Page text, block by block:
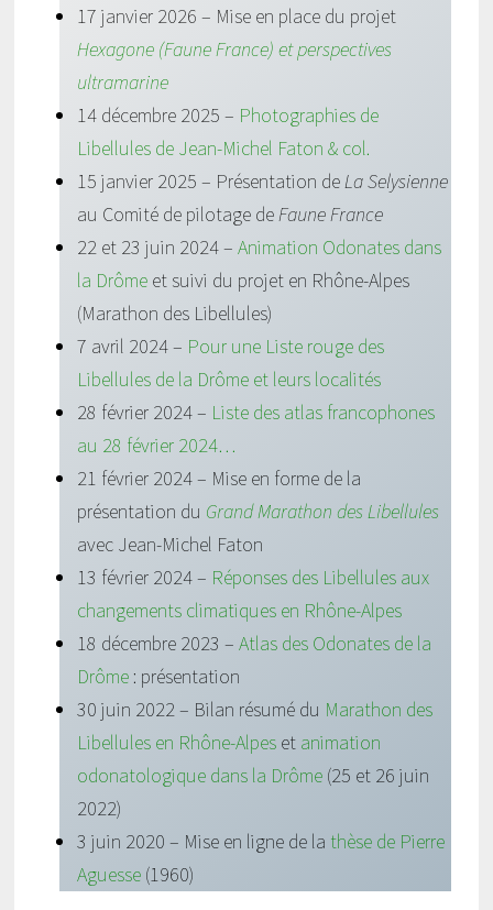
17 janvier 2026 – Mise en place du projet
Hexagone (Faune France) et perspectives
ultramarine
14 décembre 2025 – Photographies de
Libellules de Jean-Michel Faton & col.
15 janvier 2025 – Présentation deLa Selysienne
au Comité de pilotage deFaune France
22 et 23 juin 2024 – Animation Odonates dans
la Drômeet suivi du projet en Rhône-Alpes
(Marathon des Libellules)
7 avril 2024 – Pour une Liste rouge des
Libellules de la Drôme et leurs localités
28 février 2024 – Liste des atlas francophones
au 28 février 2024…
21 février 2024 – Mise en forme de la
présentation du Grand Marathon des Libellules
avec Jean-Michel Faton
13 février 2024 – Réponses des Libellules aux
changements climatiques en Rhône-Alpes
18 décembre 2023 – Atlas des Odonates de la
Drôme: présentation
30 juin 2022 – Bilan résumé du Marathon des
Libellules en Rhône-Alpeset animation
odonatologique dans la Drôme(25 et 26 juin
2022)
3 juin 2020 – Mise en ligne de la thèse de Pierre
Aguesse(1960)